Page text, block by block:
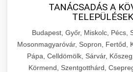
TANÁCSADÁS A
Budapest, Győr, Miskolc, Pécs,
Mosonmagyaróvár, Sopron, Fertőd,
Pápa, Celldömölk, Sárvár,
Körmend, Szentgotthárd,